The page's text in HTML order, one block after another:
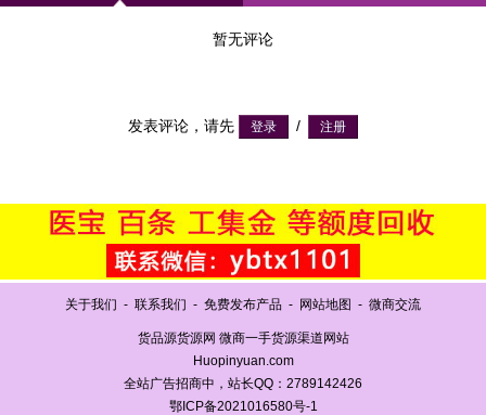
暂无评论
发表评论，请先 /
关于我们 - 联系我们 - 免费发布产品 - 网站地图 - 微商交流
货品源货源网 微商一手货源渠道网站
Huopinyuan.com
全站广告招商中，站长QQ：2789142426
鄂ICP备2021016580号-1